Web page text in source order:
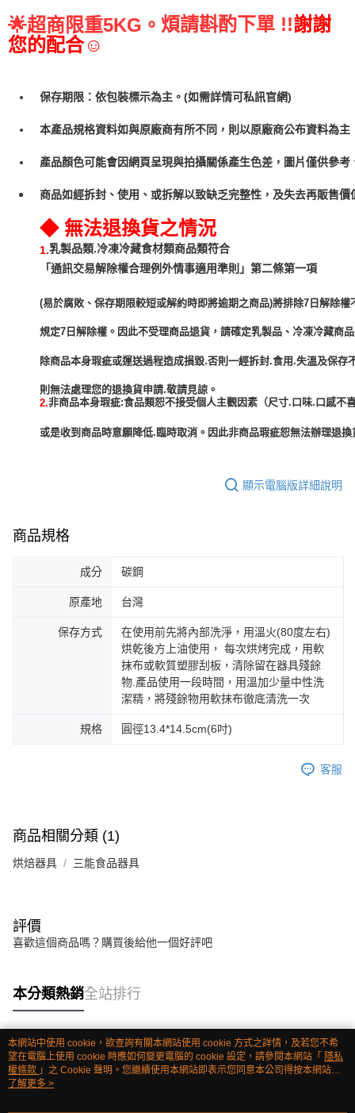
🌟超商限重5KG。 煩請斟酌下單 !!謝謝
您的配合☺
保存期限：依包裝標示為主。(如需詳情可私訊官網)
本產品規格資料如與原廠商有所不同，則以原廠商公布資料為主
產品顏色可能會因網頁呈現與拍攝關係產生色差，圖片僅供參
商品如經拆封、使用、或拆解以致缺乏完整性，及失去再販售
◆ 無法退換貨之情況
1.乳製品類.冷凍冷藏食材類商品類符合
「通訊交易解除權合理例外情事適用準則」第二條第一項
(易於腐敗、保存期限較短或解約時即將逾期之商品)將排除7日解除權
規定7日解除權。因此不受理商品退貨，請確定乳製品、冷凍冷藏商
除商品本身瑕疵或運送過程造成損毀.否則一經拆封.食用.失溫及保存
2.非商品本身瑕疵:食品類恕不接受個人主觀因素（尺寸.口味.口感不
或是收到商品時意願降低.臨時取消。因此非商品瑕疵恕無法辦理退
顯示電腦版詳細說明
商品規格
成分 碳鋼
原產地 台灣
保存方式
在使用前先將內部洗淨，用溫火(80度左右)
烘乾後方上油使用， 每次烘烤完成，用軟
抹布或軟質塑膠刮板，清除留在器具殘餘
物.產品使用一段時間，用溫加少量中性洗
潔精，將殘餘物用軟抹布徹底清洗一次
規格 圓徑13.4*14.5cm(6吋)
客服
商品相關分類 (1)
烘焙器具 三能食品器具
評價
喜歡這個商品嗎？購買後給他一個好評吧
本分類熱銷全站排行
熱門標籤
本網站中使用 cookie，欲查詢有關本網站使用 cookie 方式之詳情，及若您不希
望在電腦上使用 cookie 時應如何變更電腦的 cookie 設定，請參閱本網站「 隱私
權條款 」之 Cookie 聲明。您繼續使用本網站即表示您同意本公司得按本網站使
用條款之 Cookie 聲明使用 cookie。
了解更多 >